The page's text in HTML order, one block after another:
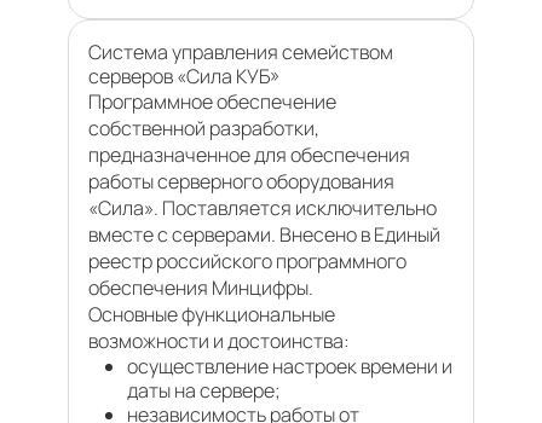
Система управления семейством
серверов «Сила КУБ»
Программное обеспечение
собственной разработки,
предназначенное для обеспечения
работы серверного оборудования
«Сила». Поставляется исключительно
вместе с серверами. Внесено в Единый
реестр российского программного
обеспечения Минцифры.
Основные функциональные
возможности и достоинства:
осуществление настроек времени и
даты на сервере;
независимость работы от